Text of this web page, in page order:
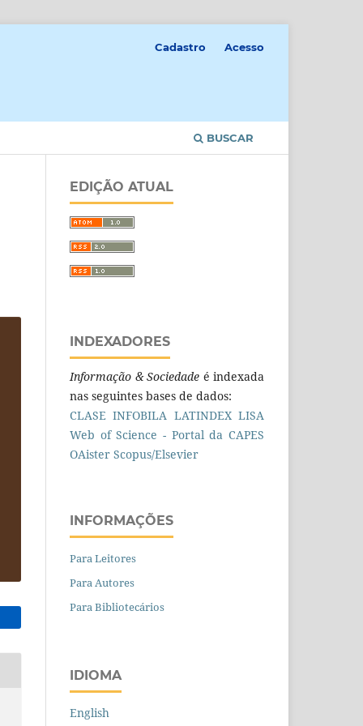
BUSCAR
Cadastro Acesso
EDIÇÃO ATUAL
INDEXADORES
Informação & Sociedade é indexada
nas seguintes bases de dados:
CLASE INFOBILA LATINDEX LISA
Web of Science - Portal da CAPES
OAister Scopus/Elsevier
INFORMAÇÕES
Para Leitores
Para Autores
Para Bibliotecários
IDIOMA
English